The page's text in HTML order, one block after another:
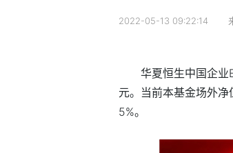
2022-05-13 09:22:14
华夏恒生中国企
元。当前本基金场外
5%。